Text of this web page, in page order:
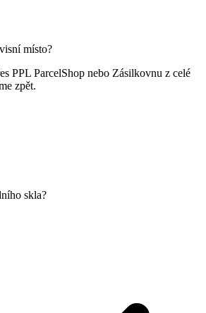
místo?
PPL ParcelShop nebo Zásilkovnu z celé
zpět.
skla?